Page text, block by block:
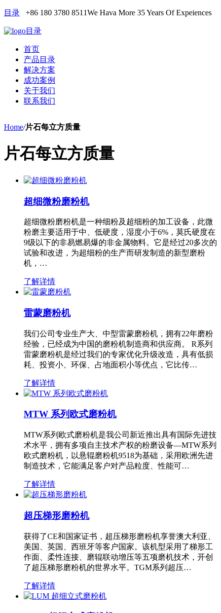
目录 +86 180 3780 8511We Hava More 35 Years Of Expeiences
目录
首页
产品目录
解决方案
成功案例
关于我们
联系我们
Home/片石每立方质量
片石每立方质量
超细微粉磨粉机
超细微粉磨粉机是一种细粉及超细粉的加工设备，此微
粉磨主要适用于中、低硬度，湿度小于6%，莫氏硬度在
9级以下的非易燃易爆的非金属物料。它是经过20多次的
试验和改进，为超细粉的生产而研发制造的新型磨粉
机，…
了解详情
雷蒙磨粉机
我们公司专业生产大、中型雷蒙磨粉机，拥有22年磨粉
经验，已经成为中国的磨粉机制造商和供应商。 R系列
雷蒙磨粉机是经过我们的专家优化升级改造，具有低损
耗、投资小、环保、占地面积小等优点，它比传…
了解详情
MTW 系列欧式磨粉机
MTW系列欧式磨粉机是我公司新近推出具有国际先进技
术水平，拥有多项自主技术产权的粉磨设备—MTW系列
欧式磨粉机，以悬辊磨粉机9518为基础，采用欧洲先进
制造技术，它能满足客户对产品粒度、性能可…
了解详情
超压梯形磨粉机
获得了CE和国家证书，超压梯形磨粉机享誉澳大利亚、
美国、英国、西班牙等客户国家。该机型采用了梯形工
作面、柔性连接、磨辊联动增压等五项磨机技术，开创
了超压梯形磨粉机的世界水平。TGM系列超压…
了解详情